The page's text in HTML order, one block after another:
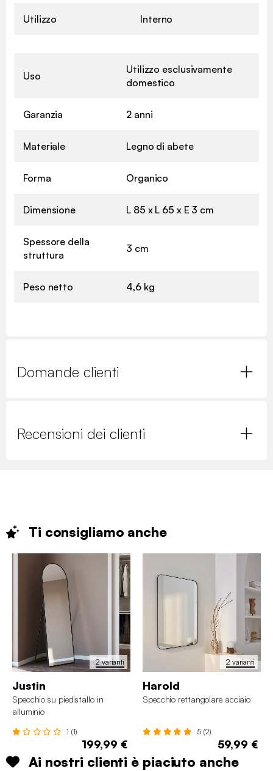
Utilizzo Interno
Uso
Utilizzo esclusivamente
domestico
Garanzia 2 anni
Materiale Legno di abete
Forma Organico
Dimensione L 85 x L 65 x E 3 cm
Spessore della
struttura
3 cm
Peso netto 4,6 kg
Domande clienti
Recensioni dei clienti
Ti consigliamo anche
2 varianti
Justin
Specchio su piedistallo in
alluminio
1 (1)
199,99 €
2 varianti
Harold
Specchio rettangolare acciaio
5 (2)
59,99 €
Ai nostri clienti è piaciuto anche